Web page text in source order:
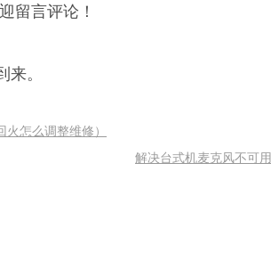
留言评论！
来。
怎么调整维修）
解决台式机麦克风不可